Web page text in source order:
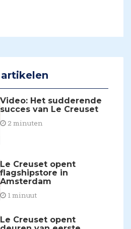
Video: Het sudderende
succes van Le Creuset
2 minuten
Le Creuset opent
flagshipstore in
Amsterdam
1 minuut
Le Creuset opent